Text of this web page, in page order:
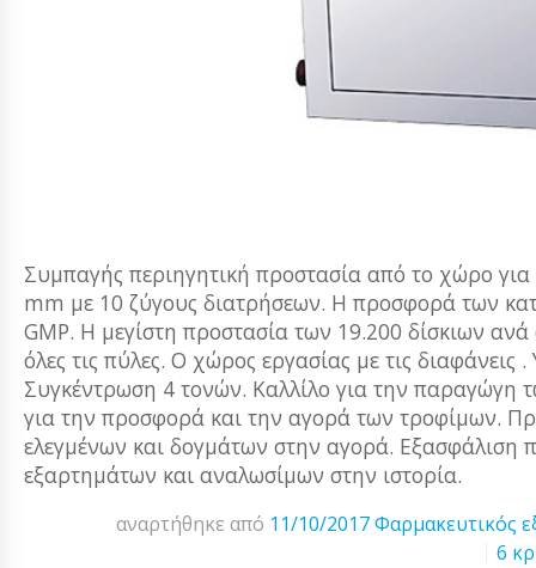
Συμπαγής περιηγητική προστασία από το χώρο
mm με 10 ζύγους διατρήσεων. Η προσφορά των
GMP. Η μεγίστη προστασία των 19.200 δίσκιων
όλες τις πύλες. Ο χώρος εργασίας με τις
Συγκέντρωση 4 τονών. Καλλίλο για την παραγώγη
για την προσφορά και την αγορά των τροφίμων.
ελεγμένων και δογμάτων στην αγορά.
εξαρτημάτων και αναλωσίμων στην ιστορία.
αναρτήθηκε από 11/10/2017 Φαρμακευτικός
6